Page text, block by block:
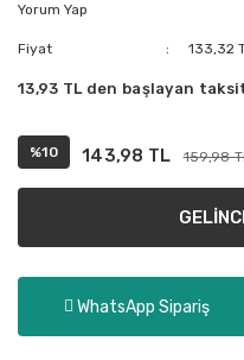
Yorum Yap
Fiyat 133,32
13,93 TL den başlayan
%10 143,98 TL 159,98
WhatsApp Sipariş